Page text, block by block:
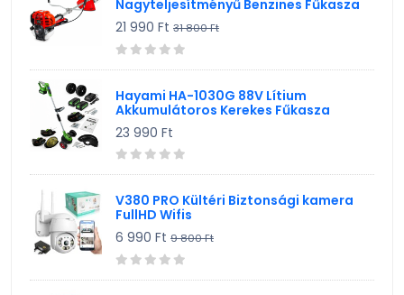
Nagyteljesítményű Benzines Fűkasza
21 990 Ft 31 800 Ft
Hayami HA-1030G 88V Lítium
Akkumulátoros Kerekes Fűkasza
23 990 Ft
V380 PRO Kültéri Biztonsági kamera
FullHD Wifis
6 990 Ft 9 800 Ft